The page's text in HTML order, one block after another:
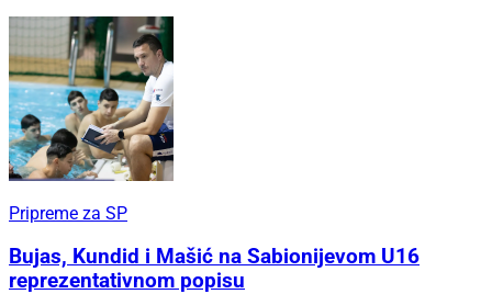
Pripreme za SP
Bujas, Kundid i Mašić na Sabionijevom U16
reprezentativnom popisu